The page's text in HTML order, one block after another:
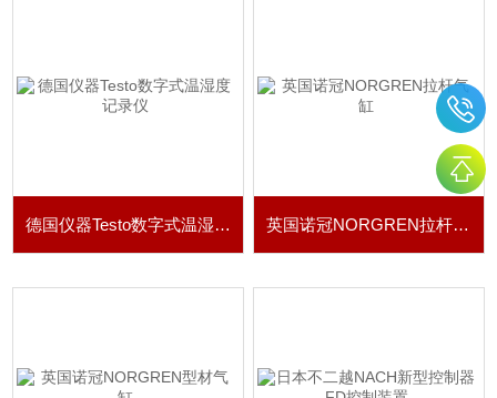
德国仪器Testo数字式温湿度记录仪 英国诺冠NORGREN拉杆气缸